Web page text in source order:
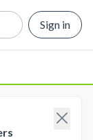
Sign in